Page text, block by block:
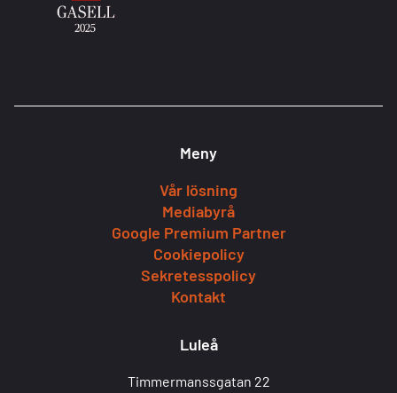
Meny
Vår lösning
Mediabyrå
Google Premium Partner
Cookiepolicy
Sekretesspolicy
Kontakt
Luleå
Timmermanssgatan 22